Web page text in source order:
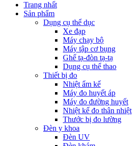
Trang nhất
Sản phẩm
Dụng cụ thể dục
Xe đạp
Máy chạy bộ
Máy tập cơ bụng
Ghế tạ-đòn tạ-tạ
Dụng cụ thể thao
Thiết bị đo
Nhiệt ẩm kế
Máy đo huyết áp
Máy đo đường huyết
Nhiệt kế đo thân nhiệt
Thước bị đo lường
Đèn y khoa
Đèn UV